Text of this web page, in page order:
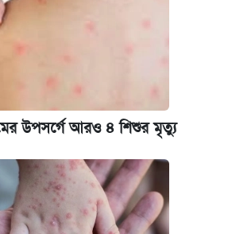
উপসর্গে আরও ৪ শিশুর মৃত্যু